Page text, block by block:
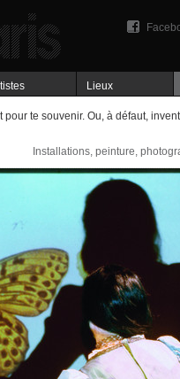
Lieux
pour te souvenir. Ou, à défaut,
Installations, peinture,